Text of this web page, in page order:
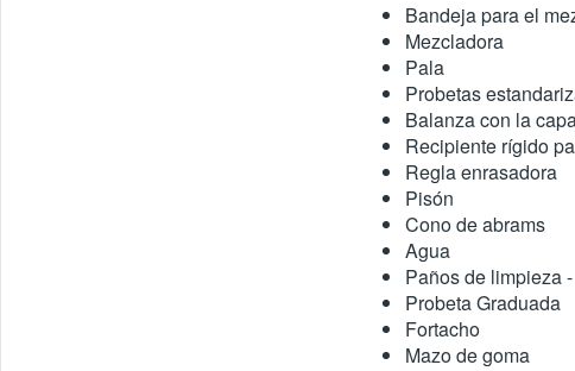
Bandeja para el
Mezcladora
Pala
Probetas
Balanza con la
Recipiente rígido
Regla enrasadora
Pisón
Cono de abrams
Agua
Paños de
Probeta Graduada
Fortacho
Mazo de goma